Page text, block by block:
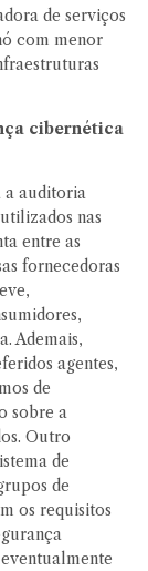
de serviços
com menor
cibernética
a auditoria
nas
entre as
fornecedoras
Ademais,
agentes,
de
sobre a
Outro
de
de
os requisitos